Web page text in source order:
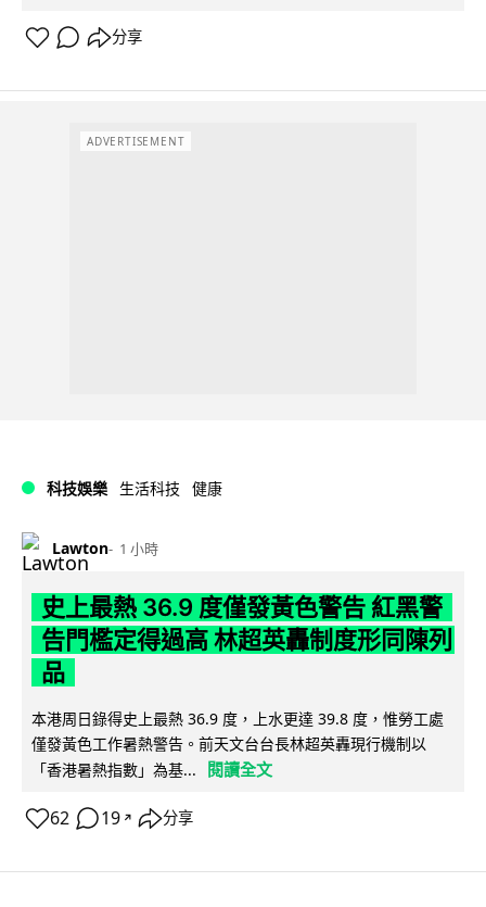
分享
ADVERTISEMENT
科技娛樂 生活科技 健康
Lawton 1 小時
史上最熱 36.9 度僅發黃色警告 紅黑警
告門檻定得過高 林超英轟制度形同陳列
品
本港周日錄得史上最熱 36.9 度，上水更達 39.8 度，惟勞工處
僅發黃色工作暑熱警告。前天文台台長林超英轟現行機制以
「香港暑熱指數」為基...
閱讀全文
62 19 ↗ 分享